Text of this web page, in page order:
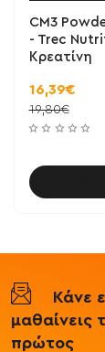
CM3
- Trec
Κρεατίνη
16,39€
19,80€
Κάνε
μαθαίνεις
πρώτος